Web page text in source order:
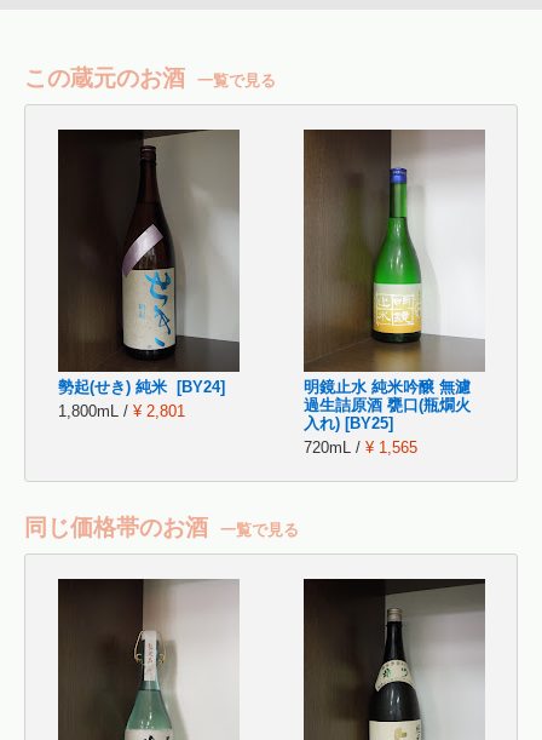
この蔵元のお酒 一覧で見る
勢起(せき) 純米 [BY24]
1,800mL / ¥ 2,801
明鏡止水 純米吟醸 無濾
過生詰原酒 甕口(瓶燗火
入れ) [BY25]
720mL / ¥ 1,565
同じ価格帯のお酒 一覧で見る